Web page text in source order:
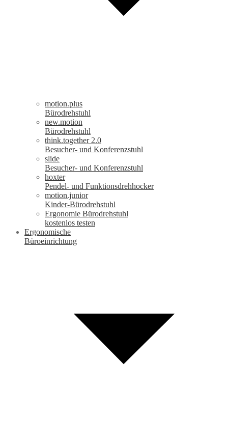
motion.plus
Bürodrehstuhl
new.motion
Bürodrehstuhl
think.together 2.0
Besucher- und Konferenzstuhl
slide
Besucher- und Konferenzstuhl
hoxter
Pendel- und Funktionsdrehhocker
motion.junior
Kinder-Bürodrehstuhl
Ergonomie Bürodrehstuhl
kostenlos testen
Ergonomische
Büroeinrichtung